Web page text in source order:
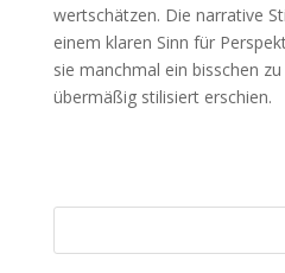
wertschätzen. Die narrative
einem klaren Sinn für
sie manchmal ein bisschen
übermäßig stilisiert erschien.